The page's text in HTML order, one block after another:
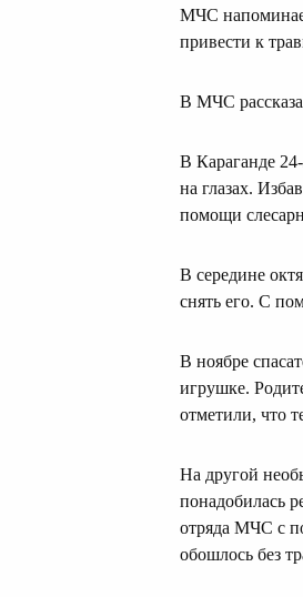
МЧС
привести к
В МЧС
В Караганде
на глазах.
помощи
В середине
снять его. С
В ноябре
игрушке.
отметили, что
На другой
понадобилась
отряда МЧС с
обошлось без